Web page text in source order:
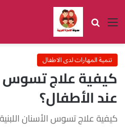
القائمة بحث عن
تنمية المهارات لدى الاطفال
كيفية علاج تسوس
عند الأطفال؟
كيفية علاج تسوس الأسنان